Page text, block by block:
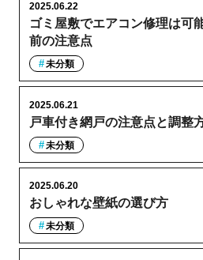
ゴミ屋敷でエアコン修理は可
前の注意点
2025.06.22
未分類
戸車付き網戸の注意点と調整
2025.06.21
未分類
おしゃれな壁紙の選び方
2025.06.20
未分類